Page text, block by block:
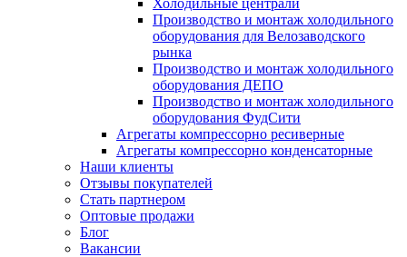
Холодильные централи
Производство и монтаж холодильного
оборудования для Велозаводского
рынка
Производство и монтаж холодильного
оборудования ДЕПО
Производство и монтаж холодильного
оборудования ФудСити
Агрегаты компрессорно ресиверные
Агрегаты компрессорно конденсаторные
Наши клиенты
Отзывы покупателей
Стать партнером
Оптовые продажи
Блог
Вакансии